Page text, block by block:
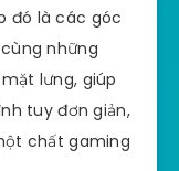
đó là các góc
những
lưng, giúp
tuy đơn giản,
chất gaming